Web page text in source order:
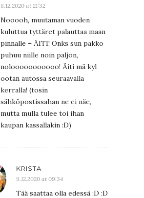
8.12.2020 at 21:32
Nooooh, muutaman vuoden
kuluttua tyttäret palauttaa maan
pinnalle – ÄITI! Onks sun pakko
puhuu niille noin paljon,
nolooooooooooo! Äiti mä kyl
ootan autossa seuraavalla
kerralla! (tosin
sähköpostissahan ne ei näe,
mutta mulla tulee toi ihan
kaupan kassallakin :D)
KRISTA
9.12.2020 at 09:34
Tää saattaa olla edessä :D :D